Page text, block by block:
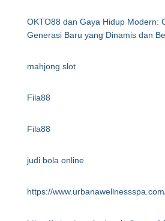
OKTO88 dan Gaya Hidup Modern:
Generasi Baru yang Dinamis dan
mahjong slot
Fila88
Fila88
judi bola online
https://